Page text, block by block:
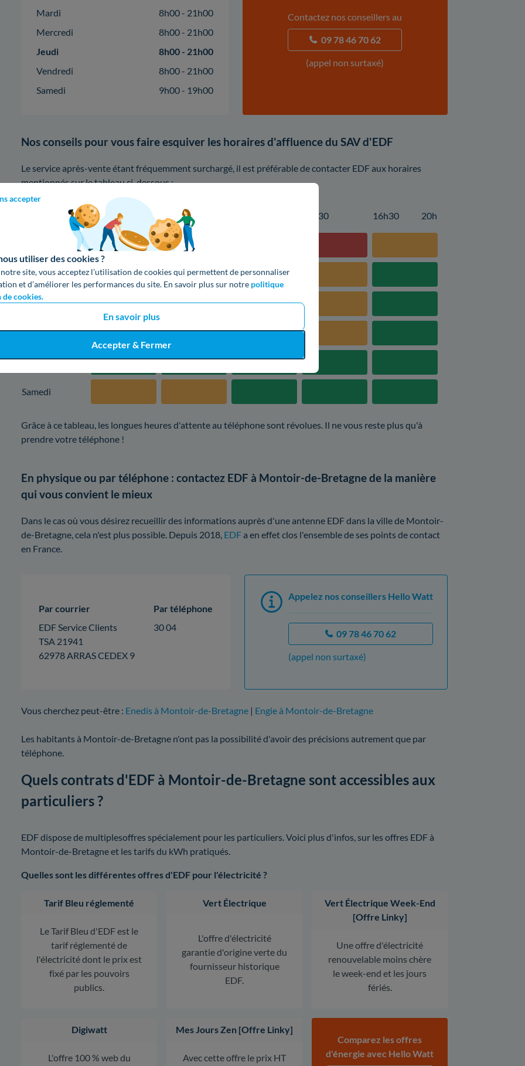
accepter
utiliser des cookies ?
site, vous acceptez l’utilisation de cookies qui permettent de personnaliser
et d’améliorer les performances du site. En savoir plus sur notre politique
cookies.
En savoir plus
Accepter & Fermer
Mardi
8h00 - 21h00
Mercredi
8h00 - 21h00
Jeudi
8h00 - 21h00
Vendredi
8h00 - 21h00
Samedi
9h00 - 19h00
Contactez nos conseillers au
09 78 46 70 62
(appel non surtaxé)
Nos conseils pour vous faire esquiver les horaires d'affluence du SAV d'EDF
Le service après-vente étant fréquemment surchargé, il est préférable de contacter EDF aux horaires
mentionnés sur le tableau ci-dessous :
8h 10h 14h30 16h30 20h
Mardi
Mercredi
Jeudi
Vendredi
Samedi
Grâce à ce tableau, les longues heures d'attente au téléphone sont révolues. Il ne vous reste plus qu'à
prendre votre téléphone !
En physique ou par téléphone : contactez EDF à Montoir-de-Bretagne de la manière
qui vous convient le mieux
Dans le cas où vous désirez recueillir des informations auprès d'une antenne EDF dans la ville de Montoir-
de-Bretagne, cela n'est plus possible. Depuis 2018, EDFa en effet clos l'ensemble de ses points de contact
en France.
Par courrier
EDF Service Clients
TSA 21941
62978 ARRAS CEDEX 9
Par téléphone
30 04
Appelez nos conseillers Hello Watt
09 78 46 70 62
(appel non surtaxé)
Vous cherchez peut-être : Enedis à Montoir-de-Bretagne | Engie à Montoir-de-Bretagne
Les habitants à Montoir-de-Bretagne n'ont pas la possibilité d'avoir des précisions autrement que par
téléphone.
Quels contrats d'EDF à Montoir-de-Bretagne sont accessibles aux
particuliers ?
EDF dispose de multiplesoffres spécialement pour les particuliers. Voici plus d'infos, sur les offres EDF à
Montoir-de-Bretagne et les tarifs du kWh pratiqués.
Quelles sont les différentes offres d'EDF pour l'électricité ?
Tarif Bleu réglementé
Le Tarif Bleu d'EDF est le
tarif réglementé de
l'électricité dont le prix est
fixé par les pouvoirs
publics.
Vert Électrique
L'offre d'électricité
garantie d'origine verte du
fournisseur historique
EDF.
Vert Électrique Week-End
[Offre Linky]
Une offre d'électricité
renouvelable moins chère
le week-end et les jours
fériés.
Digiwatt
L'offre 100 % web du
Mes Jours Zen [Offre Linky]
Avec cette offre le prix HT
Comparez les offres
d'énergie avec Hello Watt